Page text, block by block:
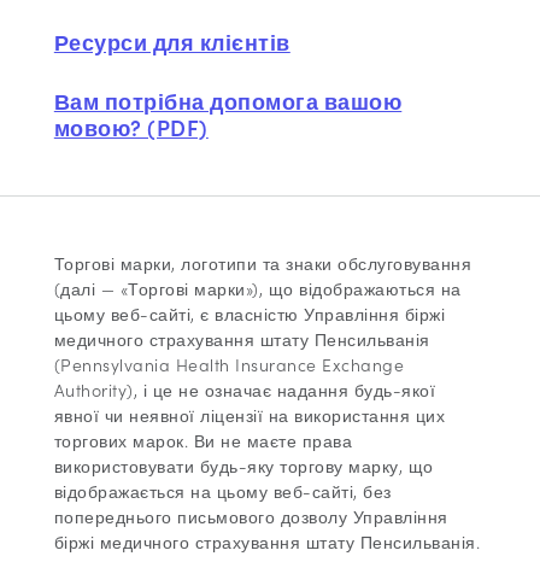
Ресурси для клієнтів
Вам потрібна допомога вашою
мовою? (PDF)
Торгові марки, логотипи та знаки обслуговування
(далі — «Торгові марки»), що відображаються на
цьому веб-сайті, є власністю Управління біржі
медичного страхування штату Пенсильванія
(Pennsylvania Health Insurance Exchange
Authority), і це не означає надання будь-якої
явної чи неявної ліцензії на використання цих
торгових марок. Ви не маєте права
використовувати будь-яку торгову марку, що
відображається на цьому веб-сайті, без
попереднього письмового дозволу Управління
біржі медичного страхування штату Пенсильванія.